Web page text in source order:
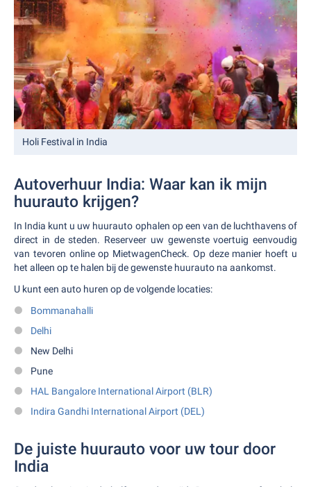
Holi Festival in India
Autoverhuur India: Waar kan ik mijn
huurauto krijgen?
In India kunt u uw huurauto ophalen op een van de luchthavens of
direct in de steden. Reserveer uw gewenste voertuig eenvoudig
van tevoren online op MietwagenCheck. Op deze manier hoeft u
het alleen op te halen bij de gewenste huurauto na aankomst.
U kunt een auto huren op de volgende locaties:
Bommanahalli
Delhi
New Delhi
Pune
HAL Bangalore International Airport (BLR)
Indira Gandhi International Airport (DEL)
De juiste huurauto voor uw tour door
India